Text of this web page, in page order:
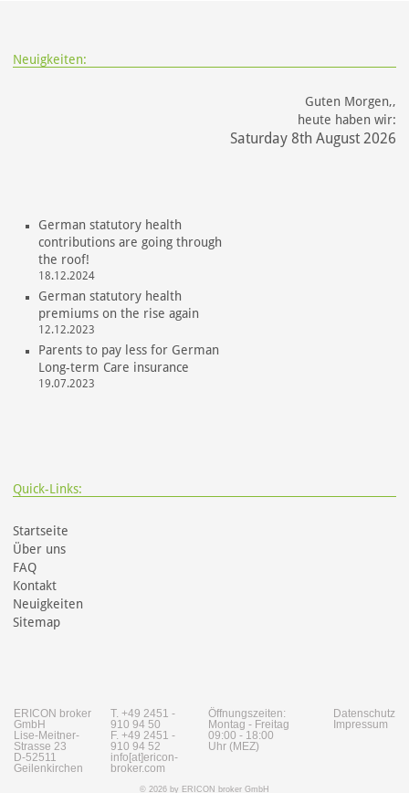
Neuigkeiten:
Guten Morgen,,
heute haben wir:
Saturday 8th August 2026
German statutory health
contributions are going through
the roof!
18.12.2024
German statutory health
premiums on the rise again
12.12.2023
Parents to pay less for German
Long-term Care insurance
19.07.2023
Quick-Links:
Startseite
Über uns
FAQ
Kontakt
Neuigkeiten
Sitemap
ERICON broker
GmbH
Lise-Meitner-
Strasse 23
D-52511
Geilenkirchen
T. +49 2451 -
910 94 50
F. +49 2451 -
910 94 52
info[at]ericon-
broker.com
Öffnungszeiten:
Montag - Freitag
09:00 - 18:00
Uhr (MEZ)
Datenschutz
Impressum
© 2026 by ERICON broker GmbH